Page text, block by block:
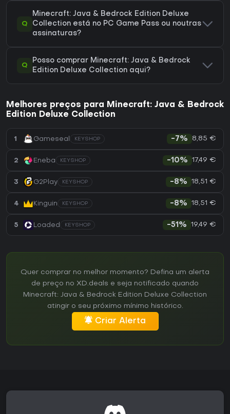
Q
Minecraft: Java & Bedrock Edition Deluxe
Collection está no PC Game Pass ou noutras
assinaturas?
Q
Posso comprar Minecraft: Java & Bedrock
Edition Deluxe Collection aqui?
Melhores preços para Minecraft: Java & Bedrock
Edition Deluxe Collection
1 Gameseal KEYSHOP -7% 8,85 €
2 Eneba KEYSHOP -10% 17,49 €
3 G2Play KEYSHOP -8% 18,51 €
4 Kinguin KEYSHOP -8% 18,51 €
5 Loaded KEYSHOP -51% 19,49 €
Quer comprar no melhor momento? Defina um alerta
de preço no XD.deals e seja notificado quando
Minecraft: Java & Bedrock Edition Deluxe Collection
atingir o seu próximo mínimo histórico.
Criar Alerta